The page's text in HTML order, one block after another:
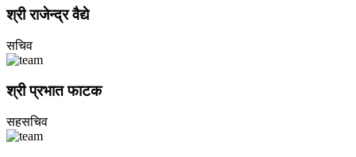
श्री राजेन्‍द्र वैद्ये
सचिव
श्री प्रभात फाटक
सहसचिव